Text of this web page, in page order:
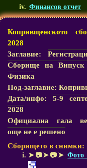
Финансов отчет
Копривщенското
2028
Заглавие:
Сборище на Випуск
Физика
Под-заглавие:
Дата/инфо: 5-9
2028
Официална гала
още не е решено
Сборището в снимки:
➤📷➤📷➤ Фото